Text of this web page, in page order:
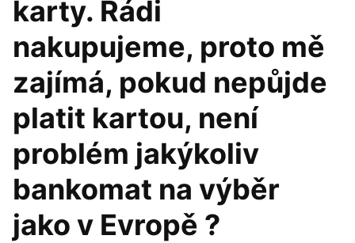
karty. Rádi
nakupujeme, proto mě
zajímá, pokud nepůjde
platit kartou, není
problém jakýkoliv
bankomat na výběr
jako v Evropě ?